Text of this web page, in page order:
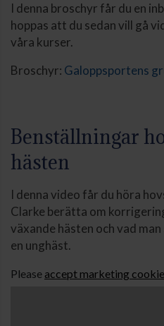
I denna broschyr får du en
hoppas att du sedan vill gå
våra kurser.
Broschyr: Galoppsportens
Benställningar
hästen
I denna video får du höra
Clarke berätta om
växande hästen och vad
en unghäst.
Please accept marketing